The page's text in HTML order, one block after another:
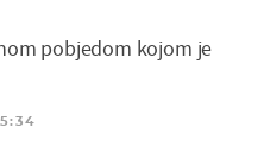
pobjedom kojom je